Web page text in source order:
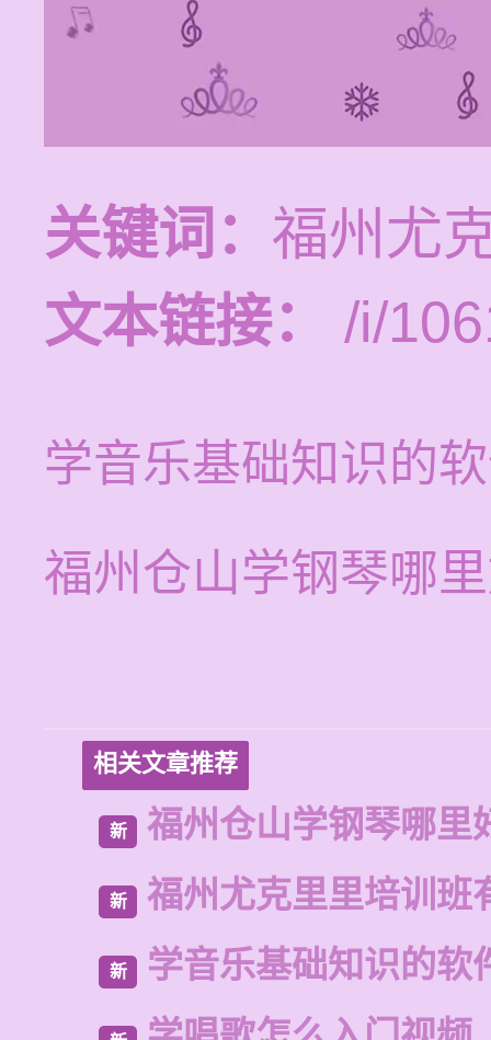
关键词： 福州尤
文本链接：
/i/
学音乐基础知识的
福州仓山学钢琴哪
相关文章推荐
新 福州仓山学钢琴哪里
新 福州尤克里里培训班
新 学音乐基础知识的软